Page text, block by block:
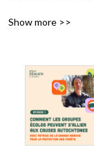
Québec pour
expériences, en
autres, c’est motivant!
Ce balado est en
Fondation David
Show more >>